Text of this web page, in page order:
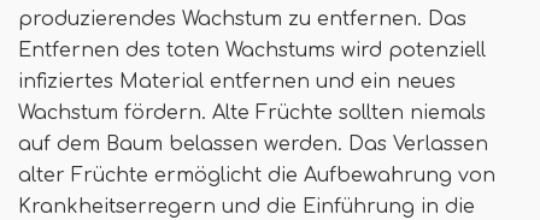
produzierendes Wachstum zu entfernen. Das
Entfernen des toten Wachstums wird potenziell
infiziertes Material entfernen und ein neues
Wachstum fördern. Alte Früchte sollten niemals
auf dem Baum belassen werden. Das Verlassen
alter Früchte ermöglicht die Aufbewahrung von
Krankheitserregern und die Einführung in die